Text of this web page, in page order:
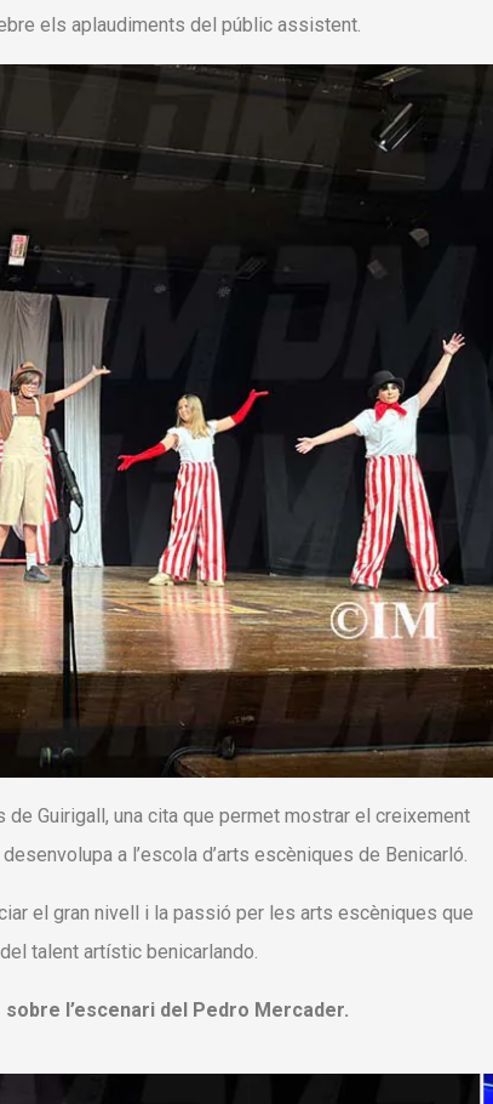
els aplaudiments del públic assistent.
Guirigall, una cita que permet mostrar el creixement
a l’escola d’arts escèniques de Benicarló.
el gran nivell i la passió per les arts escèniques que
talent artístic benicarlando.
l’escenari del Pedro Mercader.